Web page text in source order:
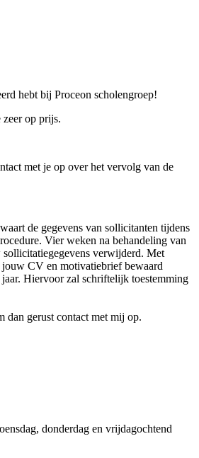
hebt bij Proceon scholengroep!
op prijs.
met je op over het vervolg van de
de gegevens van sollicitanten tijdens
Vier weken na behandeling van
verwijderd. Met
CV en motivatiebrief bewaard
Hiervoor zal schriftelijk toestemming
dan gerust contact met mij op.
donderdag en vrijdagochtend